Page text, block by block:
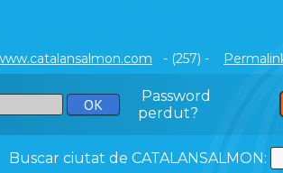
- (257) -
Password
perdut?
Buscar ciutat de CATALANSALMON: